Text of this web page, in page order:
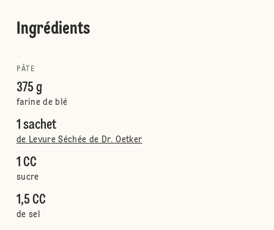
Ingrédients
PÂTE
375 g
farine de blé
1 sachet
de Levure Séchée de Dr. Oetker
1 CC
sucre
1,5 CC
de sel